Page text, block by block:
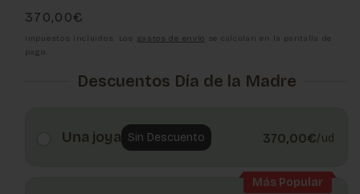
Precio
habitual
370,00€
Impuestos incluidos. Los gastos de envío se calculan en la pantalla de
pago.
Descuentos Día de la Madre
Una joya Sin Descuento 370,00€/ud
Más Popular